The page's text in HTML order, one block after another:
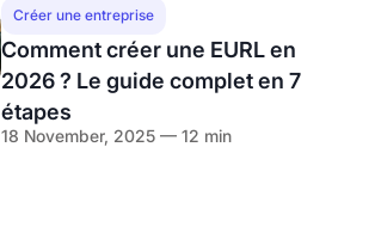
Créer une entreprise
Comment créer une EURL en
2026 ? Le guide complet en 7
étapes
18 November, 2025 — 12 min